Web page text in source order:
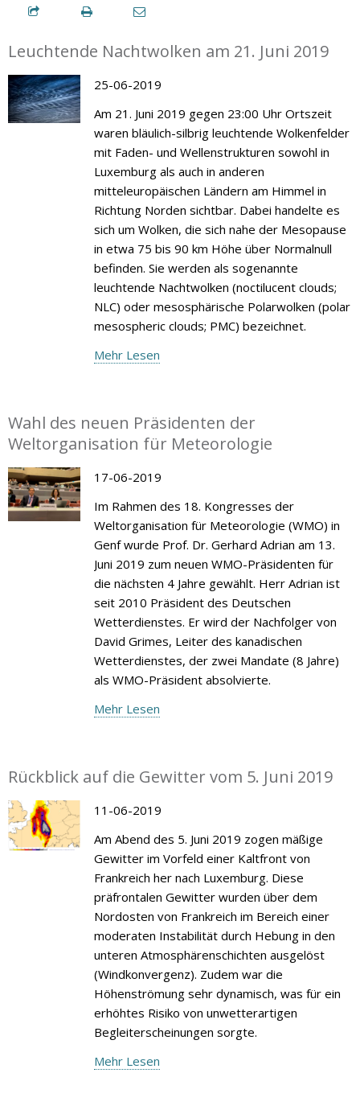
Leuchtende Nachtwolken am 21. Juni 2019
25-06-2019
Am 21. Juni 2019 gegen 23:00 Uhr Ortszeit
waren bläulich-silbrig leuchtende Wolkenfelder
mit Faden- und Wellenstrukturen sowohl in
Luxemburg als auch in anderen
mitteleuropäischen Ländern am Himmel in
Richtung Norden sichtbar. Dabei handelte es
sich um Wolken, die sich nahe der Mesopause
in etwa 75 bis 90 km Höhe über Normalnull
befinden. Sie werden als sogenannte
leuchtende Nachtwolken (noctilucent clouds;
NLC) oder mesosphärische Polarwolken (polar
mesospheric clouds; PMC) bezeichnet.
Mehr Lesen
Wahl des neuen Präsidenten der
Weltorganisation für Meteorologie
17-06-2019
Im Rahmen des 18. Kongresses der
Weltorganisation für Meteorologie (WMO) in
Genf wurde Prof. Dr. Gerhard Adrian am 13.
Juni 2019 zum neuen WMO-Präsidenten für
die nächsten 4 Jahre gewählt. Herr Adrian ist
seit 2010 Präsident des Deutschen
Wetterdienstes. Er wird der Nachfolger von
David Grimes, Leiter des kanadischen
Wetterdienstes, der zwei Mandate (8 Jahre)
als WMO-Präsident absolvierte.
Mehr Lesen
Rückblick auf die Gewitter vom 5. Juni 2019
11-06-2019
Am Abend des 5. Juni 2019 zogen mäßige
Gewitter im Vorfeld einer Kaltfront von
Frankreich her nach Luxemburg. Diese
präfrontalen Gewitter wurden über dem
Nordosten von Frankreich im Bereich einer
moderaten Instabilität durch Hebung in den
unteren Atmosphärenschichten ausgelöst
(Windkonvergenz). Zudem war die
Höhenströmung sehr dynamisch, was für ein
erhöhtes Risiko von unwetterartigen
Begleiterscheinungen sorgte.
Mehr Lesen